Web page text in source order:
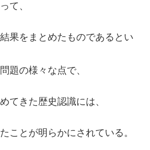
て、
果をまとめたものであるとい
題の様々な点で、
てきた歴史認識には、
ことが明らかにされている。